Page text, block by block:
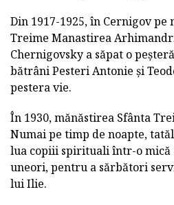
Din 1917-1925, în Cernigov
Treime Manastirea
Chernigovsky a săpat o
bătrâni Pesteri Antonie și
pestera vie.
În 1930, mănăstirea Sfânta
Numai pe timp de noapte,
lua copiii spirituali într-o mică
uneori, pentru a sărbători
lui Ilie.